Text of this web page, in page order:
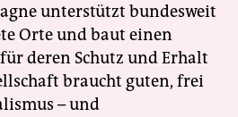
unterstützt bundesweit
Orte und baut einen
deren Schutz und Erhalt
braucht guten, frei
– und